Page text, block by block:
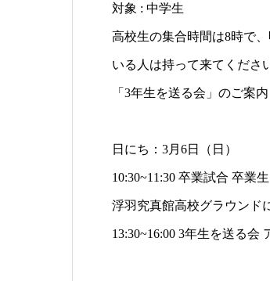
対象 : 中学生
高校生の集合時間は8時で
いる人は持って来てくださ
「3年生を送る会」のご案内
日にち：3月6日（日）
10:30~11:30 卒業試合 卒業
浮羽究真館高校グラウンド
13:30~16:00 3年生を送る会